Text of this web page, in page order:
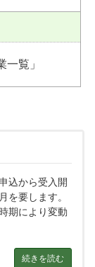
覧」
込から受入開
を要します。
期により変動
続きを読む